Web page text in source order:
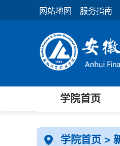
网站地图 服务指南
学院首页
学院首页 >